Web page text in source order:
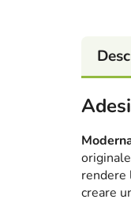
rendere
creare